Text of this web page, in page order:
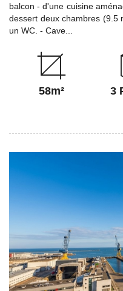
balcon - d'une cuisine
dessert deux chambres (9.5
un WC. - Cave...
58m² 3